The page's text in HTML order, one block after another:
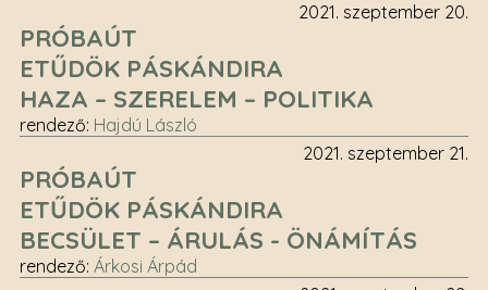
2021. szeptember 20.
PRÓBAÚT
ETŰDÖK PÁSKÁNDIRA
HAZA – SZERELEM – POLITIKA
rendező: Hajdú László
2021. szeptember 21.
PRÓBAÚT
ETŰDÖK PÁSKÁNDIRA
BECSÜLET – ÁRULÁS - ÖNÁMÍTÁS
rendező: Árkosi Árpád